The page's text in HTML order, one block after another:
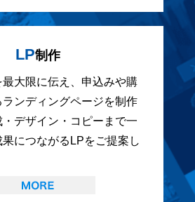
LP制作
大限に伝え、申込みや購
ランディングページを制作
・デザイン・コピーまで一
につながるLPをご提案し